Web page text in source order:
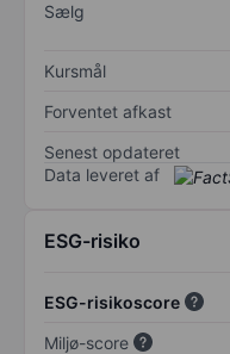
Sælg
Kursmål
Forventet afkast
Senest opdateret
Data leveret af
ESG-risiko
ESG-risikoscore
Miljø-score